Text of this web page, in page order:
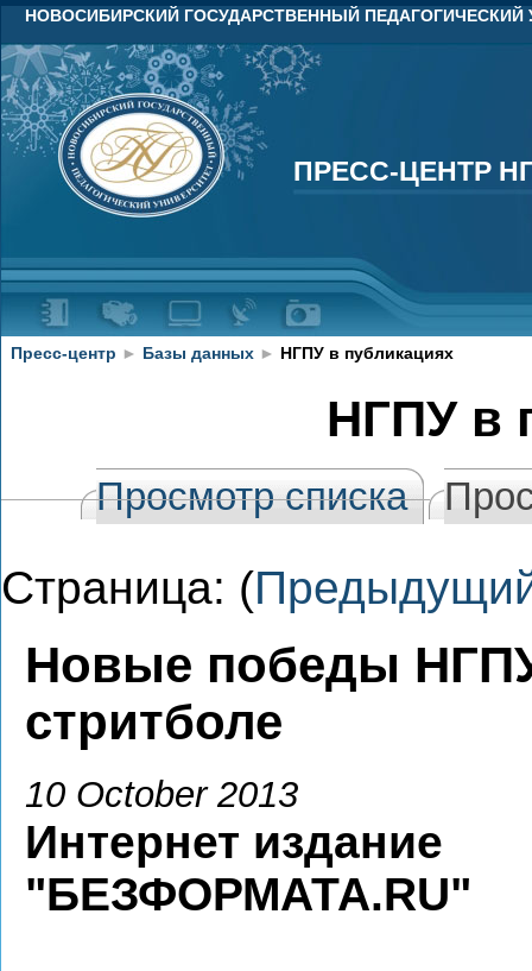
НОВОСИБИРСКИЙ ГОСУДАРСТВЕННЫЙ ПЕДАГОГИЧЕСКИЙ
ПРЕСС-ЦЕНТР
ПРЕСС-ЦЕНТР
Пресс-центр ► Базы данных ► НГПУ в публикациях
НГПУ в
Просмотр списка
Страница: (
Новые победы
стритболе
10 October 2013
Интернет издание
"БЕЗФОРМАТА.RU"